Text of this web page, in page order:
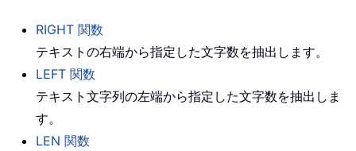
RIGHT 関数
テキストの右端から指定した文字数を抽出します。
LEFT 関数
テキスト文字列の左端から指定した文字数を抽出しま
す。
LEN 関数